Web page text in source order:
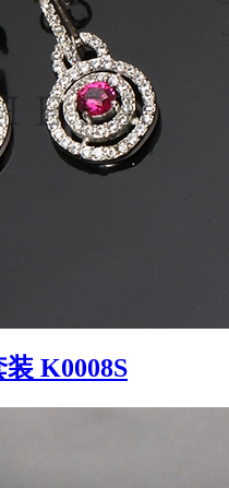
K0008S